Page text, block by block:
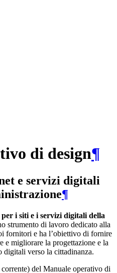
di design¶
e servizi digitali
¶
i siti e i servizi digitali della
strumento di lavoro dedicato alla
fornitori e ha l’obiettivo di fornire
e migliorare la progettazione e la
digitali verso la cittadinanza.
del Manuale operativo di